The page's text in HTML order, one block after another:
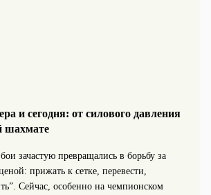
и сегодня: от силового давления
шахмате
зачастую превращались в борьбу за
прижать к сетке, перевести,
Сейчас, особенно на чемпионском